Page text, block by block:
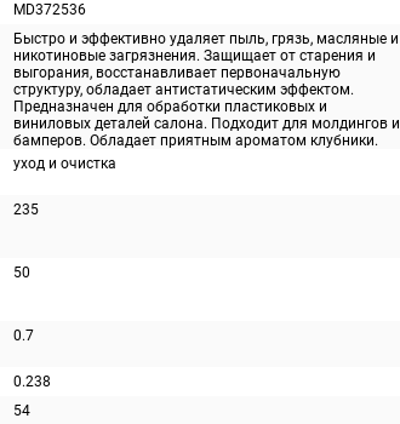
MD372536
Быстро и эффективно удаляет пыль, грязь, масляные и
никотиновые загрязнения. Защищает от старения и
выгорания, восстанавливает первоначальную
структуру, обладает антистатическим эффектом.
Предназначен для обработки пластиковых и
виниловых деталей салона. Подходит для молдингов и
бамперов. Обладает приятным ароматом клубники.
уход и очистка
235
50
0.7
0.238
54